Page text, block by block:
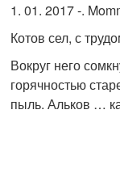
1. 01. 2017 -.
Котов сел, с
Вокруг него
горячностью
пыль. Альков …